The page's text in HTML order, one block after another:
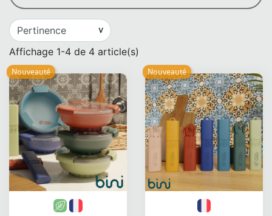
Affichage 1-4 de 4 article(s)
Nouveauté Nouveauté